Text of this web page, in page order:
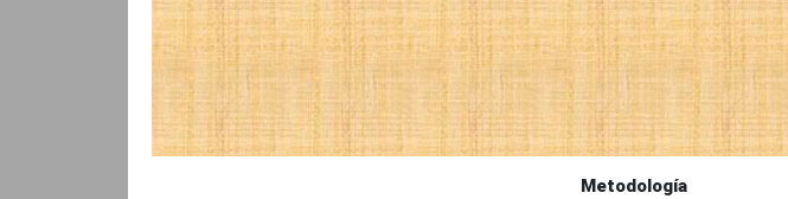
Metodología